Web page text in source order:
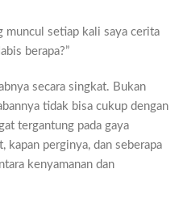
muncul setiap kali saya cerita
berapa?”
secara singkat. Bukan
tidak bisa cukup dengan
tergantung pada gaya
kapan perginya, dan seberapa
kenyamanan dan